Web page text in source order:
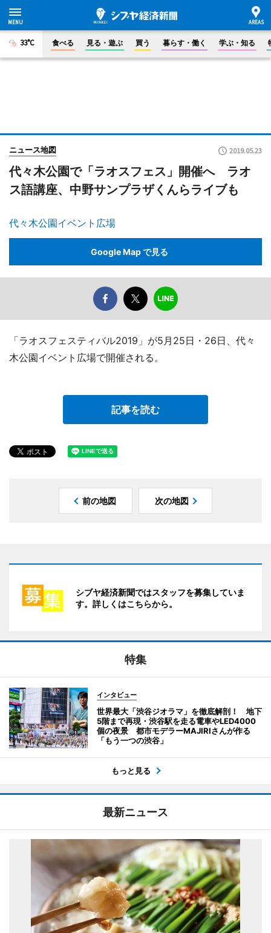
33°C 食べる 見る・遊ぶ 買う 暮らす・働く 学ぶ・知る
ニュース地図 2019.05.23
代々木公園で「ラオスフェス」開催へ ラオ
ス語講座、中野サンプラザくんらライブも
代々木公園イベント広場
Google Map で見る
「ラオスフェスティバル2019」が5月25日・26日、代々
木公園イベント広場で開催される。
記事を読む
前の地図 次の地図
シブヤ経済新聞ではスタッフを募集していま
す。詳しくはこちらから。
特集
インタビュー
世界最大「渋谷ジオラマ」を徹底解剖！ 地下
5階まで再現・渋谷駅を走る電車やLED4000
個の夜景 都市モデラーMAJIRIさんが作る
「もう一つの渋谷」
もっと見る
最新ニュース